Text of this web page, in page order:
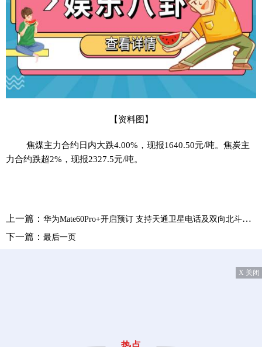
【资料图】
焦煤主力合约日内大跌4.00%，现报1640.50元/吨。焦炭主
力合约跌超2%，现报2327.5元/吨。
上一篇： 华为Mate60Pro+开启预订 支持天通卫星电话及双向北斗卫星消息
下一篇： 最后一页
X 关闭